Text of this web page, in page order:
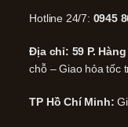
Hotline 24/7: 0945
Địa chỉ: 59 P.
chỗ – Giao hỏa tốc
TP Hồ Chí Minh: